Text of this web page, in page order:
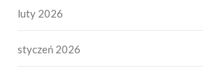
luty 2026
styczeń 2026